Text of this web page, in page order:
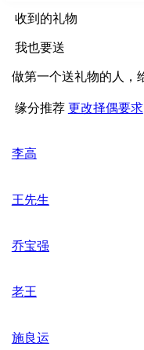
收到的礼物
我也要送
做第一个送礼物的人，
缘分推荐 更改择偶要求
李高
王先生
乔宝强
老王
施良运